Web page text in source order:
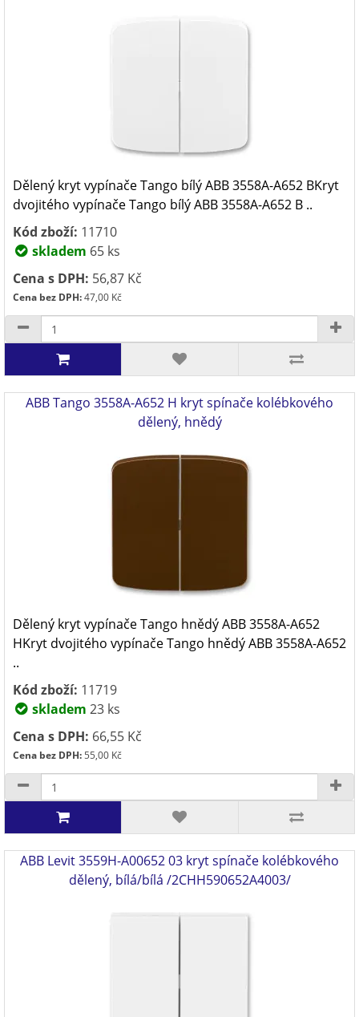
Dělený kryt vypínače Tango bílý ABB 3558A-A652 BKryt
dvojitého vypínače Tango bílý ABB 3558A-A652 B ..
Kód zboží: 11710
skladem 65 ks
Cena s DPH: 56,87 Kč
Cena bez DPH:47,00 Kč
ABB Tango 3558A-A652 H kryt spínače kolébkového
dělený, hnědý
Dělený kryt vypínače Tango hnědý ABB 3558A-A652
HKryt dvojitého vypínače Tango hnědý ABB 3558A-A652
..
Kód zboží: 11719
skladem 23 ks
Cena s DPH: 66,55 Kč
Cena bez DPH:55,00 Kč
ABB Levit 3559H-A00652 03 kryt spínače kolébkového
dělený, bílá/bílá /2CHH590652A4003/